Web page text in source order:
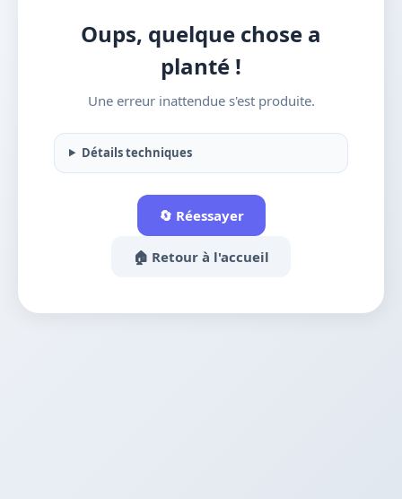
Oups, quelque chose a
planté !
Une erreur inattendue s'est produite.
Détails techniques
🔄 Réessayer
🏠 Retour à l'accueil